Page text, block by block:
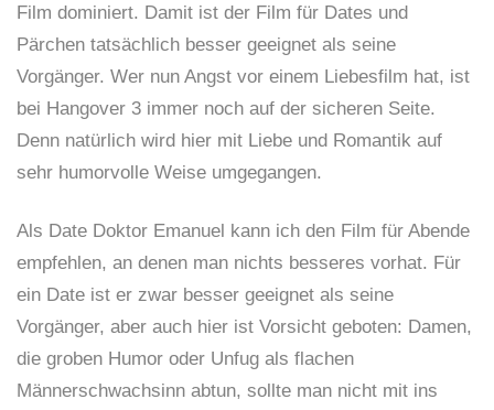
Film dominiert. Damit ist der Film für Dates und
Pärchen tatsächlich besser geeignet als seine
Vorgänger. Wer nun Angst vor einem Liebesfilm hat, ist
bei Hangover 3 immer noch auf der sicheren Seite.
Denn natürlich wird hier mit Liebe und Romantik auf
sehr humorvolle Weise umgegangen.
Als Date Doktor Emanuel kann ich den Film für Abende
empfehlen, an denen man nichts besseres vorhat. Für
ein Date ist er zwar besser geeignet als seine
Vorgänger, aber auch hier ist Vorsicht geboten: Damen,
die groben Humor oder Unfug als flachen
Männerschwachsinn abtun, sollte man nicht mit ins